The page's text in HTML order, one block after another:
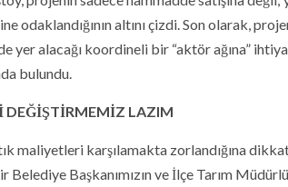
odaklandığının altını çizdi. Son olarak,
yer alacağı koordineli bir “aktör ağına”
bulundu.
DEĞİŞTİRMEMİZ LAZIM
maliyetleri karşılamakta zorlandığına
Belediye Başkanımızın ve İlçe Tarım